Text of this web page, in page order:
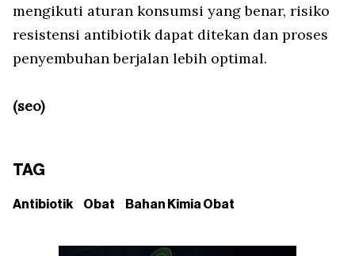
mengikuti aturan konsumsi yang benar, risiko
resistensi antibiotik dapat ditekan dan proses
penyembuhan berjalan lebih optimal.
(seo)
TAG
Antibiotik Obat Bahan Kimia Obat